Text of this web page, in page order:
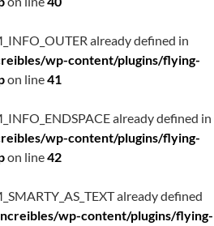
already defined in
wp-content/plugins/flying-
on line41
already defined in
wp-content/plugins/flying-
on line42
already defined
wp-content/plugins/flying-